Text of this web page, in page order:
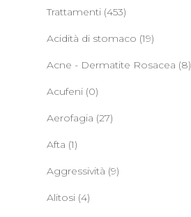
Trattamenti (453)
Acidità di stomaco (19)
Acne - Dermatite Rosacea (8)
Acufeni (0)
Aerofagia (27)
Afta (1)
Aggressività (9)
Alitosi (4)